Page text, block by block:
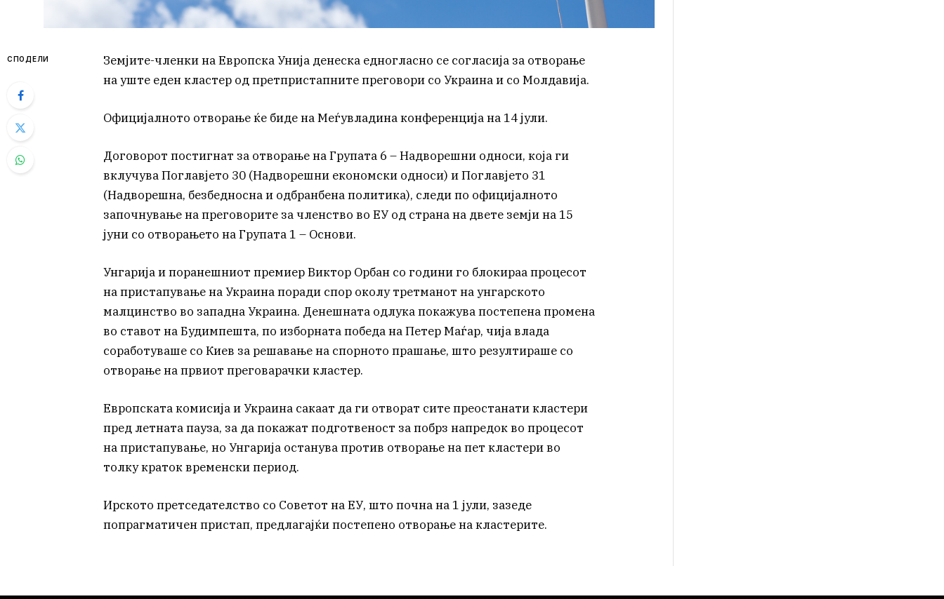
СПОДЕЛИ
Земјите-членки на Европска Унија денеска едногласно се согласија за отворање
на уште еден кластер од претпристапните преговори со Украина и со Молдавија.
Официјалното отворање ќе биде на Меѓувладина конференција на 14 јули.
Договорот постигнат за отворање на Групата 6 – Надворешни односи, која ги
вклучува Поглавјето 30 (Надворешни економски односи) и Поглавјето 31
(Надворешна, безбедносна и одбранбена политика), следи по официјалното
започнување на преговорите за членство во ЕУ од страна на двете земји на 15
јуни со отворањето на Групата 1 – Основи.
Унгарија и поранешниот премиер Виктор Орбан со години го блокираа процесот
на пристапување на Украина поради спор околу третманот на унгарското
малцинство во западна Украина. Денешната одлука покажува постепена промена
во ставот на Будимпешта, по изборната победа на Петер Маѓар, чија влада
соработуваше со Киев за решавање на спорното прашање, што резултираше со
отворање на првиот преговарачки кластер.
Европската комисија и Украина сакаат да ги отворат сите преостанати кластери
пред летната пауза, за да покажат подготвеност за побрз напредок во процесот
на пристапување, но Унгарија останува против отворање на пет кластери во
толку краток временски период.
Ирското претседателство со Советот на ЕУ, што почна на 1 јули, зазеде
попрагматичен пристап, предлагајќи постепено отворање на кластерите.